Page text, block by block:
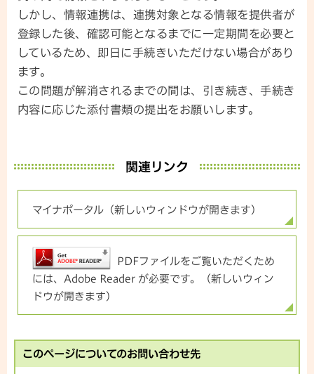
しかし、情報連携は、連携対象となる情報を提供者が
登録した後、確認可能となるまでに一定期間を必要と
しているため、即日に手続きいただけない場合があり
ます。
この問題が解消されるまでの間は、引き続き、手続き
内容に応じた添付書類の提出をお願いします。
関連リンク
マイナポータル（新しいウィンドウが開きます）
PDFファイルをご覧いただくため
には、Adobe Reader が必要です。（新しいウィン
ドウが開きます）
このページについてのお問い合わせ先